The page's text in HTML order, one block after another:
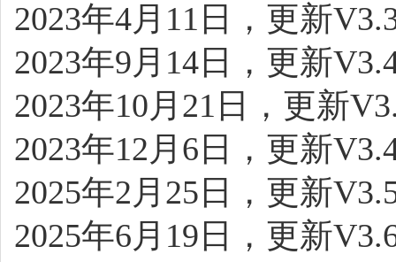
2023年4月11日，更新
2023年9月14日，更新
2023年10月21日，更新
2023年12月6日，更新
2025年2月25日，更新
2025年6月19日，更新